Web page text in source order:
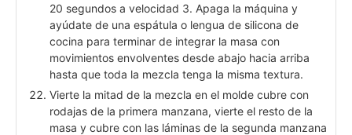
20 segundos a velocidad 3. Apaga la máquina y
ayúdate de una espátula o lengua de silicona de
cocina para terminar de integrar la masa con
movimientos envolventes desde abajo hacia arriba
hasta que toda la mezcla tenga la misma textura.
Vierte la mitad de la mezcla en el molde cubre con
rodajas de la primera manzana, vierte el resto de la
masa y cubre con las láminas de la segunda manzana